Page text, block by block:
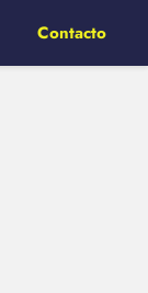
Contacto